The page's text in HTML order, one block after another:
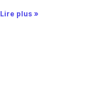
Lire plus »